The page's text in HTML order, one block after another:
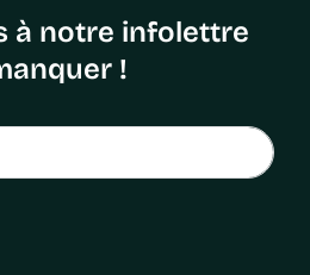
à notre infolettre
!